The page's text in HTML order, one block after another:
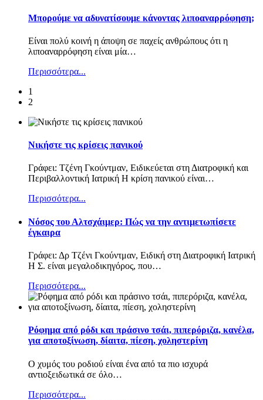
Μπορούμε να αδυνατίσουμε κάνοντας λιποαναρρόφηση;
Είναι πολύ κοινή η άποψη σε παχείς ανθρώπους ότι η
λιποαναρρόφηση είναι μία…
Περισσότερα...
1
2
Νικήστε τις κρίσεις πανικού
Γράφει: Τζένη Γκούντμαν, Ειδικεύεται στη Διατροφική και
Περιβαλλοντική Ιατρική Η κρίση πανικού είναι…
Περισσότερα...
Nόσος του Αλτσχάιμερ: Πώς να την αντιμετωπίσετε
έγκαιρα
Γράφει: Δρ Τζένι Γκούντμαν, Ειδική στη Διατροφική Ιατρική
Η Σ. είναι μεγαλοδικηγόρος, που…
Περισσότερα...
Ρόφημα από ρόδι και πράσινο τσάι, πιπερόριζα, κανέλα,
για αποτοξίνωση, δίαιτα, πίεση, χοληστερίνη
Ο χυμός του ροδιού είναι ένα από τα πιο ισχυρά
αντιοξειδωτικά σε όλο…
Περισσότερα...